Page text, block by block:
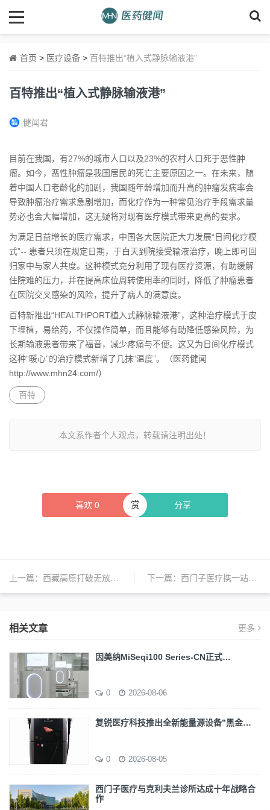
首页 > 医疗设备 > 百特推出“植入式静脉输液港”
百特推出“植入式静脉输液港”
健闻君
目前在我国，有27%的城市人口以及23%的农村人口死于恶性肿
瘤。如今，恶性肿瘤是我国居民的死亡主要原因之一。在未来，随
着中国人口老龄化的加剧，我国随年龄增加而升高的肿瘤发病率会
导致肿瘤治疗需求急剧增加，而化疗作为一种常见治疗手段需求量
势必也会大幅增加，这无疑将对现有医疗模式带来更高的要求。
为满足日益增长的医疗需求，中国各大医院正大力发展“日间化疗模
式”-- 患者只须在规定日期，于白天到院接受输液治疗，晚上即可回
归家中与家人共度。这种模式充分利用了现有医疗资源，有助缓解
住院难的压力，并在提高床位周转使用率的同时，降低了肿瘤患者
在医院交叉感染的风险，提升了病人的满意度。
百特新推出“HEALTHPORT植入式静脉输液港”，这种治疗模式于皮
下埋植，易给药，不仅操作简单，而且能够有助降低感染风险，为
长期输液患者带来了福音，减少疼痛与不便。这又为日间化疗模式
这种“暖心”的治疗模式新增了几抹“温度”。（医药健闻
http://www.mhn24.com/）
百特
本文系作者个人观点，转载请注明出处！
喜欢 0 分享
赏
上一篇： 西藏高原打破无放疗治疗记录 下一篇： 西门子医疗携一站式解决方案亮相2019 CAME和第五届CCLTA
相关文章 更多
因美纳MiSeqi100 Series-CN正式…
0 2026-08-06
复锐医疗科技推出全新能量源设备”黑金…
0 2026-08-05
西门子医疗与克利夫兰诊所达成十年战略合
作